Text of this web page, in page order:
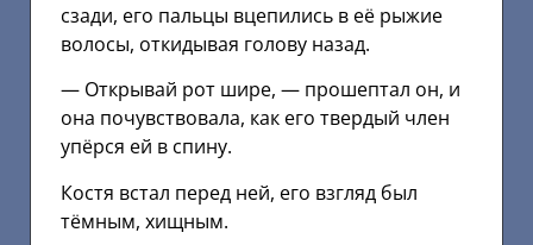
сзади, его пальцы вцепились в её рыжие
волосы, откидывая голову назад.
— Открывай рот шире, — прошептал он, и
она почувствовала, как его твердый член
упёрся ей в спину.
Костя встал перед ней, его взгляд был
тёмным, хищным.